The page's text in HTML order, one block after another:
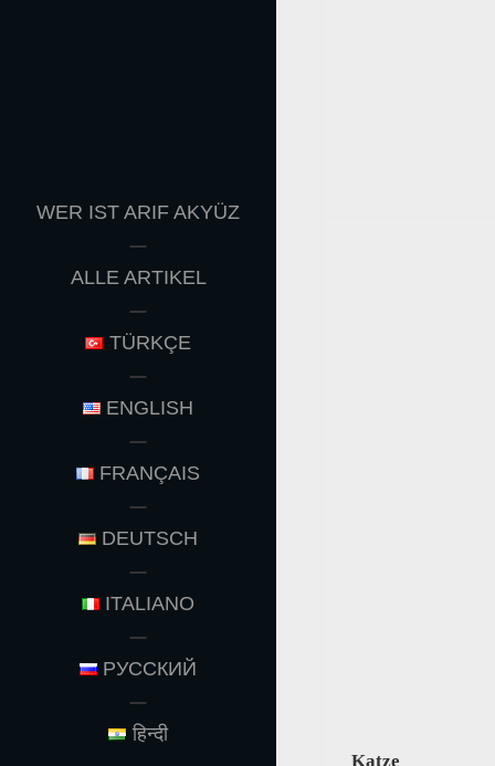
WER IST ARIF AKYÜZ
ALLE ARTIKEL
TÜRKÇE
ENGLISH
FRANÇAIS
DEUTSCH
ITALIANO
РУССКИЙ
हिन्दी
Katze